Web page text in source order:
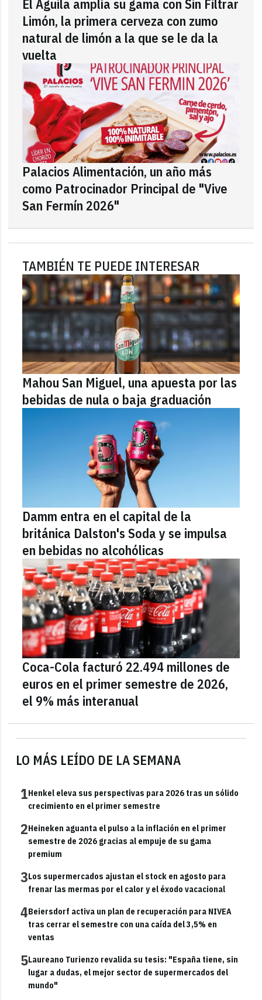
LO MÁS LEÍDO DE LA SEMANA
1Henkel eleva sus perspectivas para 2026 tras un sólido
crecimiento en el primer semestre
2Heineken aguanta el pulso a la inflación en el primer
semestre de 2026 gracias al empuje de su gama
premium
3Los supermercados ajustan el stock en agosto para
frenar las mermas por el calor y el éxodo vacacional
4Beiersdorf activa un plan de recuperación para NIVEA
tras cerrar el semestre con una caída del 3,5% en
ventas
5Laureano Turienzo revalida su tesis: "España tiene, sin
lugar a dudas, el mejor sector de supermercados del
mundo"
El Águila amplía su gama con Sin Filtrar
Limón, la primera cerveza con zumo
natural de limón a la que se le da la
vuelta
Palacios Alimentación, un año más
como Patrocinador Principal de "Vive
San Fermín 2026"
TAMBIÉN TE PUEDE INTERESAR
Mahou San Miguel, una apuesta por las
bebidas de nula o baja graduación
Damm entra en el capital de la
británica Dalston's Soda y se impulsa
en bebidas no alcohólicas
Coca-Cola facturó 22.494 millones de
euros en el primer semestre de 2026,
el 9% más interanual